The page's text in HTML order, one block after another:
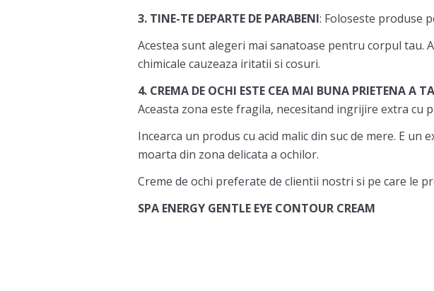
3. TINE-TE DEPARTE DE PARABENI: Foloseste produse
Acestea sunt alegeri mai sanatoase pentru corpul
chimicale cauzeaza iritatii si cosuri.
4. CREMA DE OCHI ESTE CEA MAI BUNA PRIETENA A TA
Aceasta zona este fragila, necesitand ingrijire extra cu
Incearca un produs cu acid malic din suc de mere. E
moarta din zona delicata a ochilor.
Creme de ochi preferate de clientii nostri si pe care le
SPA ENERGY GENTLE EYE CONTOUR CREAM